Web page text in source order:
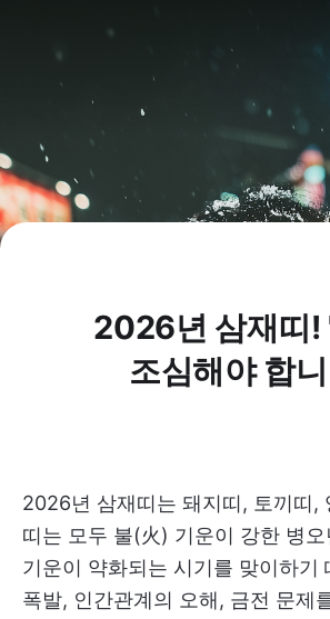
2026년 삼재띠!
조심해야 합
2026년 삼재띠는 돼지띠, 토끼띠,
띠는 모두 불(火) 기운이 강한 병
기운이 약화되는 시기를 맞이하기
폭발, 인간관계의 오해, 금전 문제